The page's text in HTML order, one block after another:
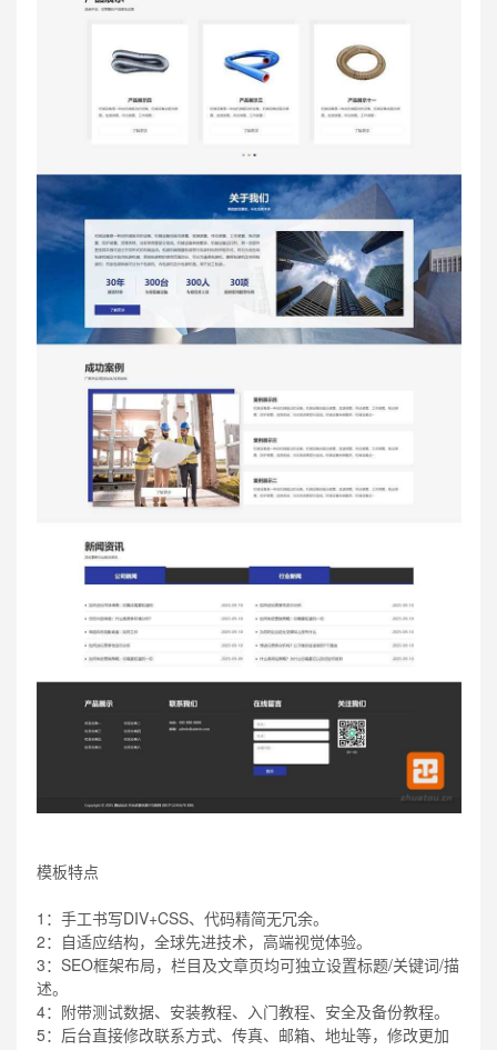
模板特点
1：手工书写DIV+CSS、代码精简无冗余。
2：自适应结构，全球先进技术，高端视觉体验。
3：SEO框架布局，栏目及文章页均可独立设置标题/关键词/描
述。
4：附带测试数据、安装教程、入门教程、安全及备份教程。
5：后台直接修改联系方式、传真、邮箱、地址等，修改更加